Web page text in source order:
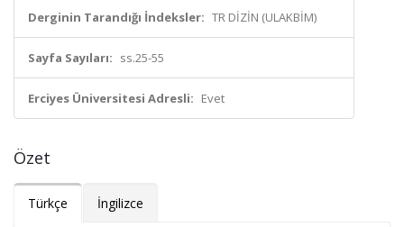
Derginin Tarandığı İndeksler: TR DİZİN (ULAKBİM)
Sayfa Sayıları: ss.25-55
Erciyes Üniversitesi Adresli: Evet
Özet
Türkçe İngilizce